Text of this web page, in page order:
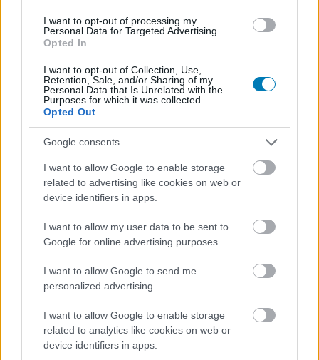
I want to opt-out of processing my
Personal Data for Targeted Advertising.
Opted In
I want to opt-out of Collection, Use,
Retention, Sale, and/or Sharing of my
Personal Data that Is Unrelated with the
Purposes for which it was collected.
Opted Out
Google consents
I want to allow Google to enable storage
related to advertising like cookies on web or
device identifiers in apps.
I want to allow my user data to be sent to
Google for online advertising purposes.
I want to allow Google to send me
personalized advertising.
I want to allow Google to enable storage
related to analytics like cookies on web or
device identifiers in apps.
AMI TETSZETT
jobb force feedback kontrollerrel is
a karriermód újdonságai
AMI NEM TETSZETT
kevés klasszikus autó
a retro-élményt lehetett volna még erősíteni